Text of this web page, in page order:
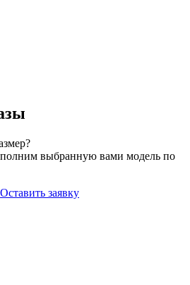
выбранную вами модель по
Оставить заявку